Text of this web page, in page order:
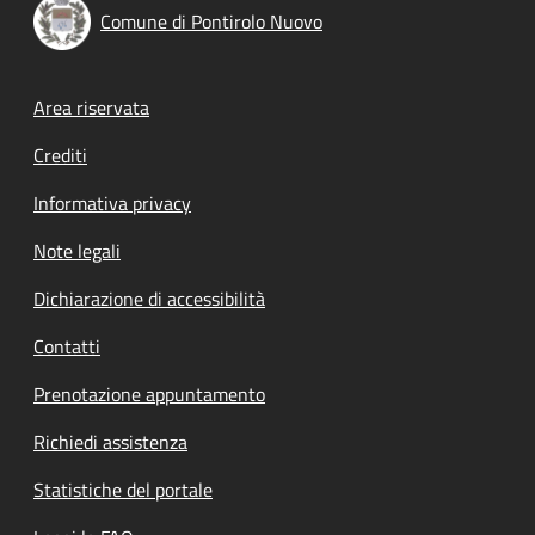
Comune di Pontirolo Nuovo
Footer menu
Area riservata
Crediti
Informativa privacy
Note legali
Dichiarazione di accessibilità
Contatti
Prenotazione appuntamento
Richiedi assistenza
Statistiche del portale